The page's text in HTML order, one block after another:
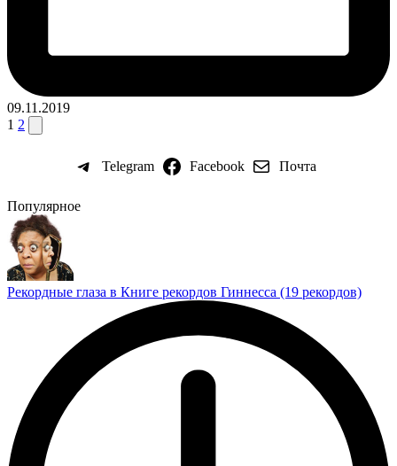
09.11.2019
Пагинация
1 2 След.
страница
Telegram
Facebook Почта
Популярное
Рекордные глаза в Книге рекордов Гиннесса (19 рекордов)